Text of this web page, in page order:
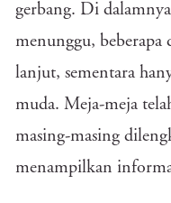
gerbang. Di
menunggu, beberapa
lanjut, sementara
muda. Meja-meja
masing-masing
menampilkan